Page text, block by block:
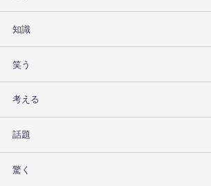
知識
笑う
考える
話題
驚く